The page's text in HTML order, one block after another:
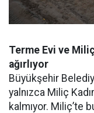
Terme Evi ve
ağırlıyor
Büyükşehir
yalnızca Miliç
kalmıyor. Miliç’te